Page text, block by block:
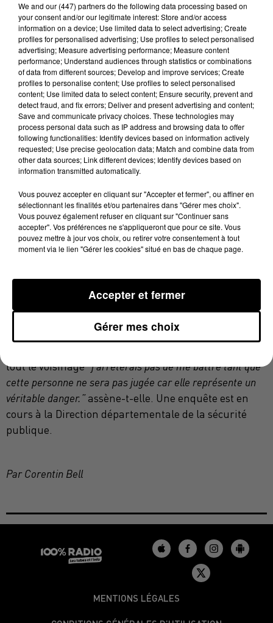
Au moins trois chiens se seraient fait tirer dessus
dans le quartier Ginestous-Sesquières à Toulouse, en
quelques mois. Ces incidents se sont tous produits à
proximité d’une vieille ferme.
Le dernier en date s’est produit le 27 octobre dernier.
Stéphanie Gomar a failli perdre sa chienne, Roxie,
durant leur balade habituelle en bord de Garonne.
Lorsque sa chienne est partie vers les buissons
entourant la ferme, Stéphanie Gomar a entendu des
coups de feu.”J’étais terrorisée, surtout que j’ai reconnu
couverte de sang”dit-elle avec encore un peu
d’inquiétude dans sa voix. Heureusement, la
maîtresse de Roxie l’a amené aux urgences au plus
vite et celle-ci a pu s’en sortir. Suite à cet événement,
Pattounes”, qui vient en aide aux animaux
Gomar est bien déterminée à mettre la main sur
tout le voisinage"j'arrêterais pas de me battre tant que
cette personne ne sera pas jugée car elle représente un
véritable danger.”assène-t-elle. Une enquête est en
cours à la Direction départementale de la sécurité
publique.
Par Corentin Bell
MENTIONS LÉGALES
We and our (447) partnersdo the following data processing based on
your consent and/or our legitimate interest: Store and/or access
information on a device; Use limited data to select advertising; Create
profiles for personalised advertising; Use profiles to select personalised
advertising; Measure advertising performance; Measure content
performance; Understand audiences through statistics or combinations
of data from different sources; Develop and improve services; Create
profiles to personalise content; Use profiles to select personalised
content; Use limited data to select content; Ensure security, prevent and
detect fraud, and fix errors; Deliver and present advertising and content;
Save and communicate privacy choices. These technologies may
process personal data such as IP address and browsing data to offer
following functionalities: Identify devices based on information actively
requested; Use precise geolocation data; Match and combine data from
other data sources; Link different devices; Identify devices based on
information transmitted automatically.
Vous pouvez accepter en cliquant sur "Accepter et fermer", ou affiner en
sélectionnant les finalités et/ou partenaires dans "Gérer mes choix".
Vous pouvez également refuser en cliquant sur "Continuer sans
accepter". Vos préférences ne s'appliqueront que pour ce site. Vous
pouvez mettre à jour vos choix, ou retirer votre consentement à tout
moment via le lien "Gérer les cookies" situé en bas de chaque page.
Gérer mes choix
Accepter et fermer